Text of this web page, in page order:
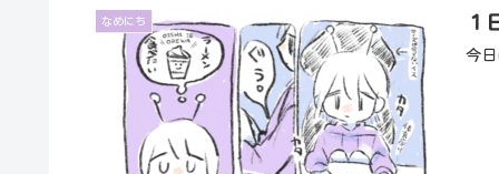
なめにち １
今